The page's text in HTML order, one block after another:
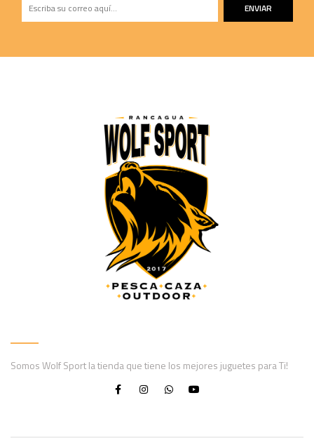
ENVIAR
Somos Wolf Sport la tienda que tiene los mejores juguetes para Ti!